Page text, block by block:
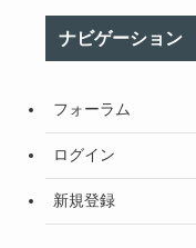
ナビゲーション
フォーラム
ログイン
新規登録